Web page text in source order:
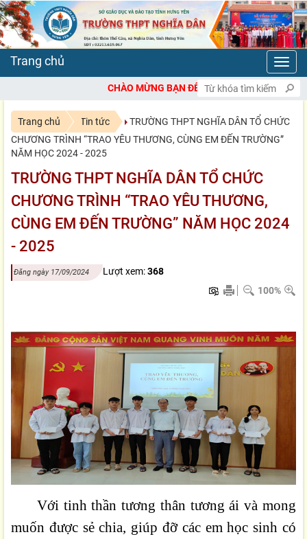
CHÀO MỪNG BẠN ĐẾN VỚI CỔNG THÔNG TIN ĐIỆN TỬ
Trang chủ Tin tức
TRƯỜNG THPT NGHĨA DÂN TỔ CHỨC
CHƯƠNG TRÌNH “TRAO YÊU THƯƠNG, CÙNG EM ĐẾN TRƯỜNG”
NĂM HỌC 2024 - 2025
TRƯỜNG THPT NGHĨA DÂN TỔ CHỨC
CHƯƠNG TRÌNH “TRAO YÊU THƯƠNG,
CÙNG EM ĐẾN TRƯỜNG” NĂM HỌC 2024
- 2025
Đăng ngày 17/09/2024 Lượt xem:368
100%
Với tinh thần tương thân tương ái và mong
muốn được sẻ chia, giúp đỡ các em học sinh có